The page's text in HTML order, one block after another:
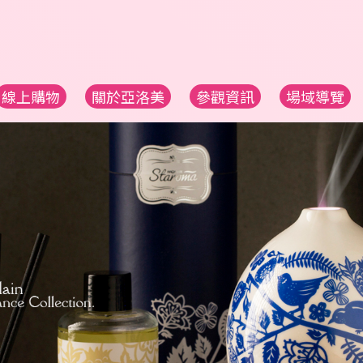
線上購物 關於亞洛美 參觀資訊 場域導覽